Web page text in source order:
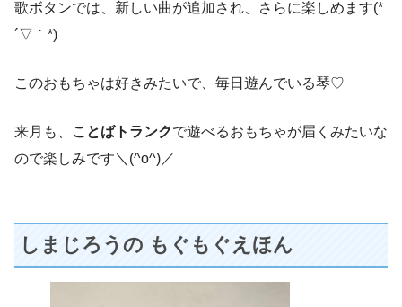
歌ボタンでは、新しい曲が追加され、さらに楽しめます(*
´▽｀*)
このおもちゃは好きみたいで、毎日遊んでいる琴♡
来月も、 ことばトランクで遊べるおもちゃが届くみたいな
ので楽しみです＼(^o^)／
しまじろうの もぐもぐえほん